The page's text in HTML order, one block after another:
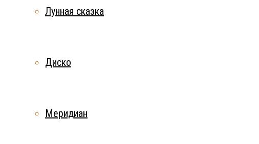
Лунная сказка
Диско
Меридиан